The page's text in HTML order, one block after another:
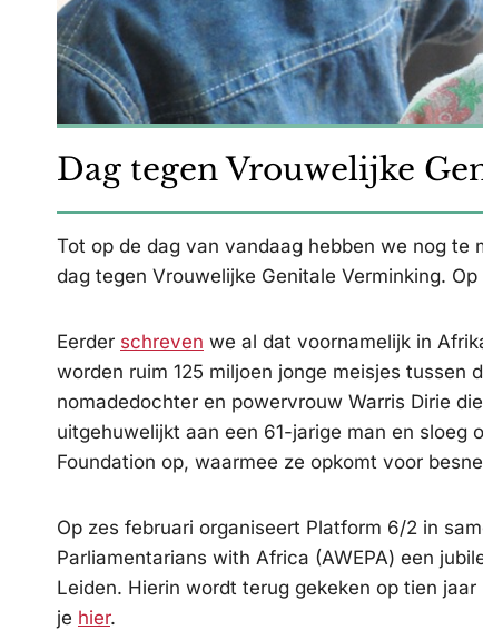
Dag tegen Vrouwelijke
Tot op de dag van vandaag hebben we nog
dag tegen Vrouwelijke Genitale Verminking.
Eerder schreven we al dat voornamelijk in
worden ruim 125 miljoen jonge meisjes tussen
nomadedochter en powervrouw Warris Dirie
uitgehuwelijkt aan een 61-jarige man en
Foundation op, waarmee ze opkomt voor
Op zes februari organiseert Platform 6/2 in
Parliamentarians with Africa (AWEPA) een
Leiden. Hierin wordt terug gekeken op tien
je hier.